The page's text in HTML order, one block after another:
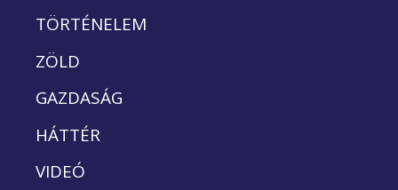
TÖRTÉNELEM
ZÖLD
GAZDASÁG
HÁTTÉR
VIDEÓ